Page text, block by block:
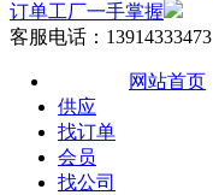
订单工厂一手掌握
客服电话：13914333473
网站首页
供应
找订单
会员
找公司